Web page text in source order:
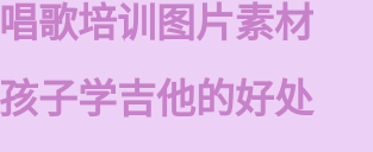
唱歌培训图片素材
孩子学吉他的好处